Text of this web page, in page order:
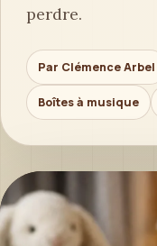
perdre.
Par Clémence Arbel
Boîtes à musique